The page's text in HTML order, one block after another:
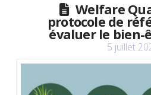
Welfare
protocole de
évaluer le
5 juillet